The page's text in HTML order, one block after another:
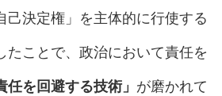
己決定権」を主体的に行使する
たことで、政治において責任を
任を回避する技術」 が磨かれて